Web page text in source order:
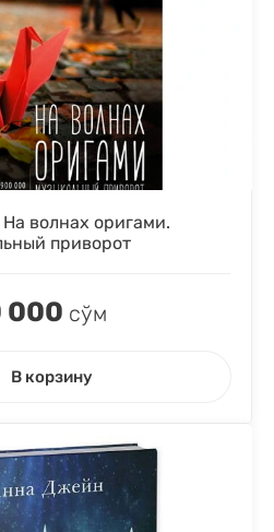
волнах оригами.
приворот
000 сўм
В корзину